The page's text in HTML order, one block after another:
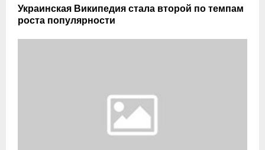
Украинская Википедия стала второй по темпам
роста популярности